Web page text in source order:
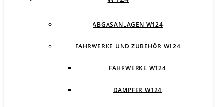
ABGASANLAGEN W124
FAHRWERKE UND ZUBEHÖR W124
FAHRWERKE W124
DÄMPFER W124